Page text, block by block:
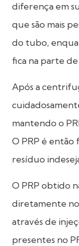
diferença em
que são mais
do tubo,
fica na parte de
Após a
mantendo o
O PRP é
resíduo
O PRP obtido
diretamente
através de
presentes no